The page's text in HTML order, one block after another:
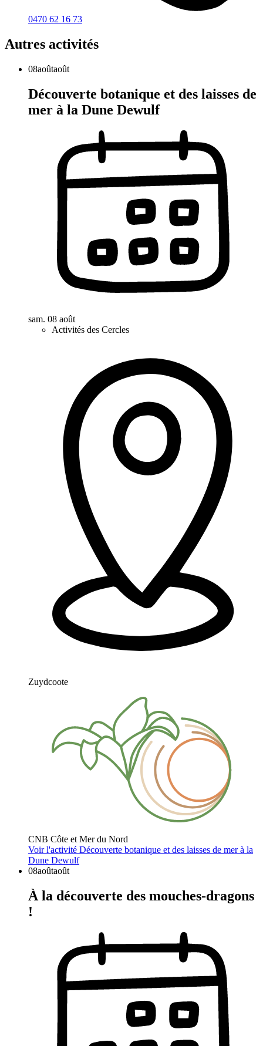
0470 62 16 73
Autres activités
08aoûtaoût
Découverte botanique et des laisses de
mer à la Dune Dewulf
sam. 08 août
Activités des Cercles
Zuydcoote
CNB Côte et Mer du Nord
Voir l'activité Découverte botanique et des laisses de mer à la
Dune Dewulf
08aoûtaoût
À la découverte des mouches-dragons
!